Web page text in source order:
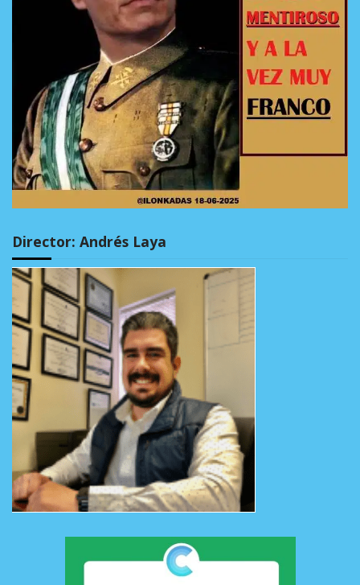
Director: Andrés Laya